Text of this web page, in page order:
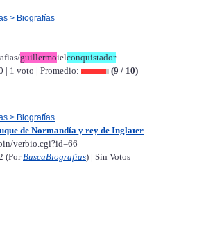
> Biografías
guillermoielconquistador
| 1 voto | Promedio:
(9 / 10)
> Biografías
de Normandía y rey de Inglater
verbio.cgi?id=66
(PorBuscaBiografias) | Sin Votos